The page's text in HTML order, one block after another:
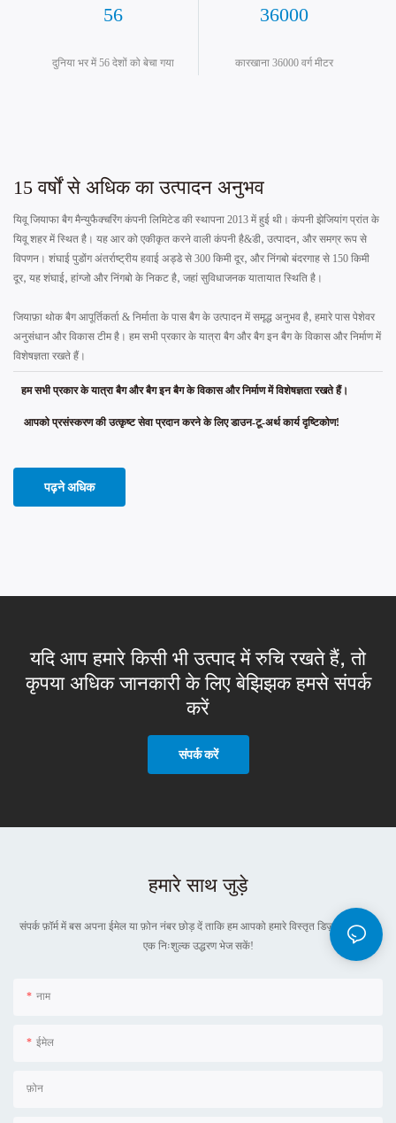
56
दुनिया भर में 56 देशों को बेचा गया
36000
कारखाना 36000 वर्ग मीटर
15 वर्षों से अधिक का उत्पादन अनुभव
यिवू जियाफा बैग मैन्युफैक्चरिंग कंपनी लिमिटेड की स्थापना 2013 में हुई थी। कंपनी झेजियांग प्रांत के
यिवू शहर में स्थित है। यह आर को एकीकृत करने वाली कंपनी है&डी, उत्पादन, और समग्र रूप से
विपणन। शंघाई पुडोंग अंतर्राष्ट्रीय हवाई अड्डे से 300 किमी दूर, और निंगबो बंदरगाह से 150 किमी
दूर, यह शंघाई, हांग्जो और निंगबो के निकट है, जहां सुविधाजनक यातायात स्थिति है।
जियाफ़ा थोक बैग आपूर्तिकर्ता & निर्माता के पास बैग के उत्पादन में समृद्ध अनुभव है, हमारे पास पेशेवर
अनुसंधान और विकास टीम है। हम सभी प्रकार के यात्रा बैग और बैग इन बैग के विकास और निर्माण में
विशेषज्ञता रखते हैं।
हम सभी प्रकार के यात्रा बैग और बैग इन बैग के विकास और निर्माण में विशेषज्ञता रखते हैं।
आपको प्रसंस्करण की उत्कृष्ट सेवा प्रदान करने के लिए डाउन-टू-अर्थ कार्य दृष्टिकोण!
पढ़ने अधिक
यदि आप हमारे किसी भी उत्पाद में रुचि रखते हैं, तो
कृपया अधिक जानकारी के लिए बेझिझक हमसे संपर्क
करें
संपर्क करें
हमारे साथ जुड़े
संपर्क फ़ॉर्म में बस अपना ईमेल या फ़ोन नंबर छोड़ दें ताकि हम आपको हमारे विस्तृत डिज़ाइनों के लिए
एक निःशुल्क उद्धरण भेज सकें!
नाम
ईमेल
फ़ोन